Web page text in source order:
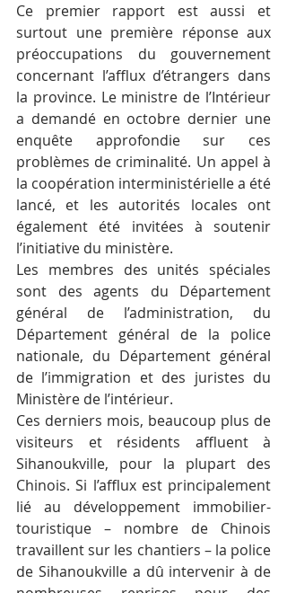
Ce premier rapport est aussi et
surtout une première réponse aux
préoccupations du gouvernement
concernant l’afflux d’étrangers dans
la province. Le ministre de l’Intérieur
a demandé en octobre dernier une
enquête approfondie sur ces
problèmes de criminalité. Un appel à
la coopération interministérielle a été
lancé, et les autorités locales ont
également été invitées à soutenir
l’initiative du ministère.
Les membres des unités spéciales
sont des agents du Département
général de l’administration, du
Département général de la police
nationale, du Département général
de l’immigration et des juristes du
Ministère de l’intérieur.
Ces derniers mois, beaucoup plus de
visiteurs et résidents affluent à
Sihanoukville, pour la plupart des
Chinois. Si l’afflux est principalement
lié au développement immobilier-
touristique – nombre de Chinois
travaillent sur les chantiers – la police
de Sihanoukville a dû intervenir à de